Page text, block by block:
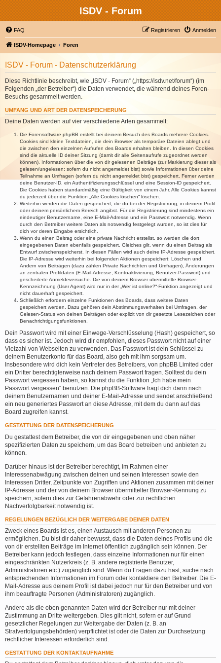
ISDV - Forum
FAQ Anmelden
Registrieren
ISDV-Homepage Foren
ISDV - Forum - Datenschutzerklärung
Diese Richtlinie beschreibt, wie „ISDV - Forum“ („https://isdv.net/forum“) (im
Folgenden „der Betreiber“) die Daten verwendet, die während deines Foren-
Besuchs gesammelt werden.
UMFANG UND ART DER DATENSPEICHERUNG
Deine Daten werden auf vier verschiedene Arten gesammelt:
Die Forensoftware phpBB erstellt bei deinem Besuch des Boards mehrere Cookies.
Cookies sind kleine Textdateien, die dein Browser als temporäre Dateien ablegt und
die zwischen den einzelnen Aufrufen des Boards erhalten bleiben. In diesen Cookies
sind die aktuelle ID deiner Sitzung (damit dir alle Seitenaufrufe zugeordnet werden
können), Informationen über die von dir gelesenen Beiträge (zur Markierung dieser als
gelesen/ungelesen; sofern du nicht angemeldet bist) sowie Informationen über deine
Teilnahme an Umfragen (sofern du nicht angemeldet bist) gespeichert. Ferner werden
deine Benutzer-ID, ein Authentifizierungsschlüssel und eine Session-ID gespeichert.
Die Cookies haben standardmäßig eine Gültigkeit von einem Jahr. Alle Cookies kannst
du jederzeit über die Funktion „Alle Cookies löschen“ löschen.
Weiterhin werden die Daten gespeichert, die du bei der Registrierung, in deinem Profil
oder deinem persönlichem Bereich angibst. Für die Registrierung sind mindestens ein
eindeutiger Benutzername, eine E-Mail-Adresse und ein Passwort notwendig. Wenn
durch den Betreiber weitere Daten als notwendig festgelegt wurden, so ist dies für
dich vor deren Eingabe ersichtlich.
Wenn du einen Beitrag oder eine private Nachricht erstellst, so werden die dort
eingegebenen Daten ebenfalls gespeichert. Gleiches gilt, wenn du einen Beitrag als
Entwurf zwischenspeicherst. In diesen Fällen wird auch deine IP-Adresse gespeichert.
Die IP-Adresse wird weiterhin bei folgenden Aktionen gespeichert: Löschen und
Ändern von Beiträgen (dazu zählen Private Nachrichten und Umfragen), Änderungen
an zentralen Profildaten (E-Mail-Adresse, Kontoaktivierung, Benutzer-Passwort) und
gescheiterte Anmeldeversuche. Die von deinem Browser übermittelte Browser-
Kennzeichnung (User Agent) wird nur in der „Wer ist online?“-Funktion angezeigt und
nicht dauerhaft gespeichert.
Schließlich erfordern einzelne Funktionen des Boards, dass weitere Daten
gespeichert werden. Dazu gehören dein Abstimmungsverhalten bei Umfragen, der
Gelesen-Status von deinen Beiträgen oder explizit von dir gesetzte Lesezeichen oder
Benachrichtigungsfunktionen.
Dein Passwort wird mit einer Einwege-Verschlüsselung (Hash) gespeichert, so
dass es sicher ist. Jedoch wird dir empfohlen, dieses Passwort nicht auf einer
Vielzahl von Webseiten zu verwenden. Das Passwort ist dein Schlüssel zu
deinem Benutzerkonto für das Board, also geh mit ihm sorgsam um.
Insbesondere wird dich kein Vertreter des Betreibers, von phpBB Limited oder
ein Dritter berechtigterweise nach deinem Passwort fragen. Solltest du dein
Passwort vergessen haben, so kannst du die Funktion „Ich habe mein
Passwort vergessen“ benutzen. Die phpBB-Software fragt dich dann nach
deinem Benutzernamen und deiner E-Mail-Adresse und sendet anschließend
ein neu generiertes Passwort an diese Adresse, mit dem du dann auf das
Board zugreifen kannst.
GESTATTUNG DER DATENSPEICHERUNG
Du gestattest dem Betreiber, die von dir eingegebenen und oben näher
spezifizierten Daten zu speichern, um das Board betreiben und anbieten zu
können.
Darüber hinaus ist der Betreiber berechtigt, im Rahmen einer
Interessenabwägung zwischen deinen und seinen Interessen sowie den
Interessen Dritter, Zeitpunkte von Zugriffen und Aktionen zusammen mit deiner
IP-Adresse und der von deinem Browser übermittelter Browser-Kennung zu
speichern, sofern dies zur Gefahrenabwehr oder zur rechtlichen
Nachverfolgbarkeit notwendig ist.
REGELUNGEN BEZÜGLICH DER WEITERGABE DEINER DATEN
Zweck eines Boards ist es, einen Austausch mit anderen Personen zu
ermöglichen. Du bist dir daher bewusst, dass die Daten deines Profils und die
von dir erstellten Beiträge im Internet öffentlich zugänglich sein können. Der
Betreiber kann jedoch festlegen, dass einzelne Informationen nur für einen
eingeschränkten Nutzerkreis (z. B. andere registrierte Benutzer,
Administratoren etc.) zugänglich sind. Wenn du Fragen dazu hast, suche nach
entsprechenden Informationen im Forum oder kontaktiere den Betreiber. Die E-
Mail-Adresse aus deinem Profil ist dabei jedoch nur für den Betreiber und von
ihm beauftragte Personen (Administratoren) zugänglich.
Andere als die oben genannten Daten wird der Betreiber nur mit deiner
Zustimmung an Dritte weitergeben. Dies gilt nicht, sofern er auf Grund
gesetzlicher Regelungen zur Weitergabe der Daten (z. B. an
Strafverfolgungsbehörden) verpflichtet ist oder die Daten zur Durchsetzung
rechtlicher Interessen erforderlich sind.
GESTATTUNG DER KONTAKTAUFNAHME